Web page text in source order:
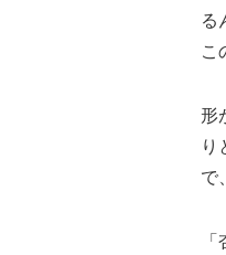
る
こ
形
り
で